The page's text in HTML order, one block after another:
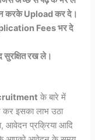
करके Upload कर दे।
Fees भर दे
रख ले।
के बारे में
कर इसका लाभ उठा
आवेदन प्रक्रिया आदि